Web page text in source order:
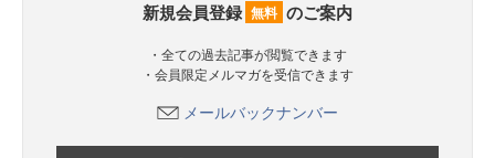
新規会員登録 無料 のご案内
・全ての過去記事が閲覧できます
・会員限定メルマガを受信できます
メールバックナンバー